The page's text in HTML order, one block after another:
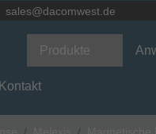
sales@dacomwest.de
Produkte
Kontakt